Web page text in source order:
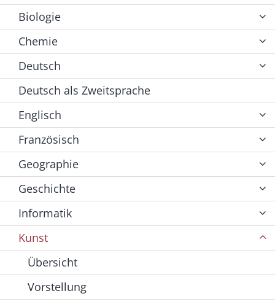
Biologie
Chemie
Deutsch
Deutsch als Zweitsprache
Englisch
Französisch
Geographie
Geschichte
Informatik
Kunst
Übersicht
Vorstellung